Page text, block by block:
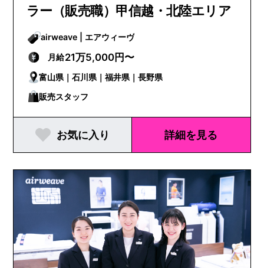
ラー（販売職）甲信越・北陸エリア
airweave | エアウィーヴ
月給21万5,000円〜
富山県｜石川県｜福井県｜長野県
販売スタッフ
お気に入り 詳細を見る